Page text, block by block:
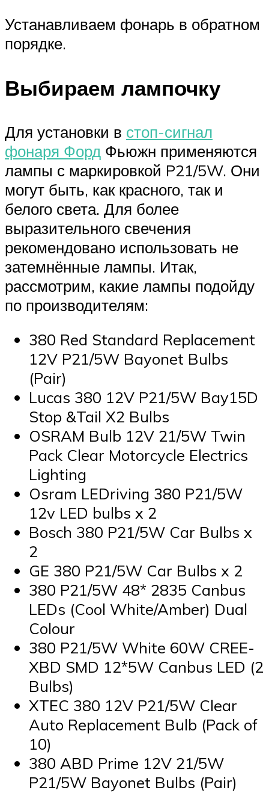
Устанавливаем фонарь в обратном
порядке.
Выбираем лампочку
Для установки в стоп-сигнал
фонаря Форд Фьюжн применяются
лампы с маркировкой P21/5W. Они
могут быть, как красного, так и
белого света. Для более
выразительного свечения
рекомендовано использовать не
затемнённые лампы. Итак,
рассмотрим, какие лампы подойду
по производителям:
380 Red Standard Replacement
12V P21/5W Bayonet Bulbs
(Pair)
Lucas 380 12V P21/5W Bay15D
Stop &Tail X2 Bulbs
OSRAM Bulb 12V 21/5W Twin
Pack Clear Motorcycle Electrics
Lighting
Osram LEDriving 380 P21/5W
12v LED bulbs x 2
Bosch 380 P21/5W Car Bulbs x
2
GE 380 P21/5W Car Bulbs x 2
380 P21/5W 48* 2835 Canbus
LEDs (Cool White/Amber) Dual
Colour
380 P21/5W White 60W CREE-
XBD SMD 12*5W Canbus LED (2
Bulbs)
XTEC 380 12V P21/5W Clear
Auto Replacement Bulb (Pack of
10)
380 ABD Prime 12V 21/5W
P21/5W Bayonet Bulbs (Pair)